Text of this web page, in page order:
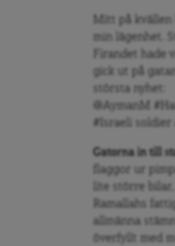
Mitt på
min lägenhet.
Firandet hade
gick ut på
största nyhet:
@AymanM
#Israeli soldier
Gatorna in till
flaggor ur
lite större
Ramallahs
allmänna
överfyllt med